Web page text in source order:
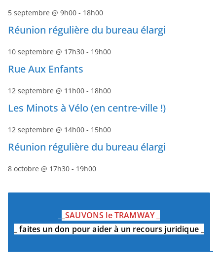
5 septembre @ 9h00 - 18h00
Réunion régulière du bureau élargi
10 septembre @ 17h30 - 19h00
Rue Aux Enfants
12 septembre @ 11h00 - 18h00
Les Minots à Vélo (en centre-ville !)
12 septembre @ 14h00 - 15h00
Réunion régulière du bureau élargi
8 octobre @ 17h30 - 19h00
_SAUVONS le TRAMWAY_
_faites un don pour aider à un recours juridique_